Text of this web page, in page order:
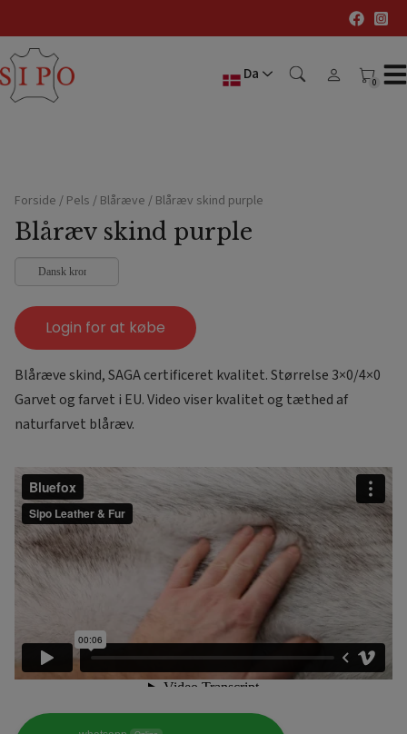
til
indholdet
Da
00
Forside / Pels / Blåræve / Blåræv skind purple
Blåræv skind purple
Dansk krone
Login for at købe
Blåræve skind, SAGA certificeret kvalitet. Størrelse 3×0/4×0
Garvet og farvet i EU. Video viser kvalitet og tæthed af
naturfarvet blåræv.